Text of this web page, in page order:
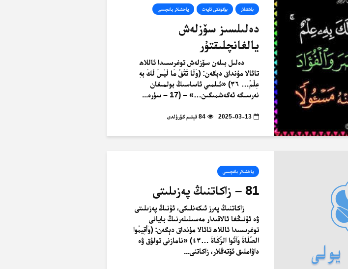
باشقىلار بۈگۈنكى ئايەت ياخشىلار باغچىسى
دەلىلسىز سۆزلەش
يالغانچلىقتۇر
دەلىل بىلەن سۆزلەش توغرىسىدا ئاللاھ
تائالا مۇنداق دېگەن: ﴿وَلَا تَقْفُ مَا لَيْسَ لَكَ بِهِ
عِلْمٌ… ٣٦﴾ «ئىلمىي ئاساسىڭ بولمىغان
نەرسىگە ئەگەشمىگىن…» – (17 – سۈرە...
2025-03-13 84 قېتىم كۆرۈلدى
ياخشىلار باغچىسى
81 – زاكاتنىڭ پەزىلىتى
زاكاتنىڭ پەرز ئىكەنلىكى، ئۇنىڭ پەزىلىتى
ۋە ئۇنىڭغا ئالاقىدار مەسىلىلەرنىڭ بايانى
توغرىسىدا ئاللاھ تائالا مۇنداق دېگەن: ﴿وَأَقِيمُوا
الصَّلَاةَ وَآتُوا الزَّكَاةَ …٤٣﴾ «نامازنى تولۇق ۋە
داۋاملىق ئۆتەڭلار، زاكاتنى...